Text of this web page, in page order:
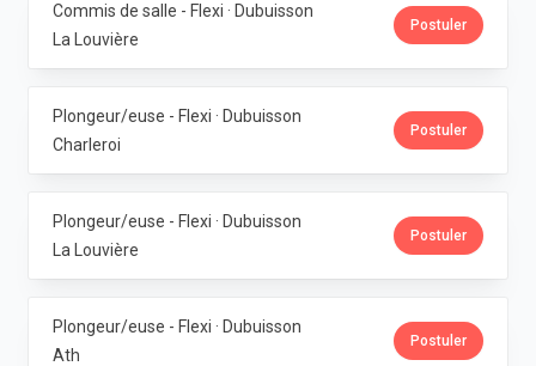
Commis de salle - Flexi · Dubuisson
La Louvière
Postuler
Plongeur/euse - Flexi · Dubuisson
Charleroi
Postuler
Plongeur/euse - Flexi · Dubuisson
La Louvière
Postuler
Plongeur/euse - Flexi · Dubuisson
Ath
Postuler